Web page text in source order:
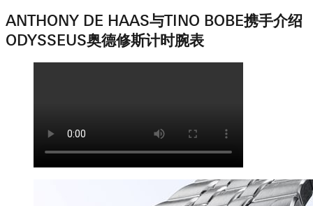
ANTHONY DE HAAS与TINO BOBE携手介绍
ODYSSEUS奥德修斯计时腕表